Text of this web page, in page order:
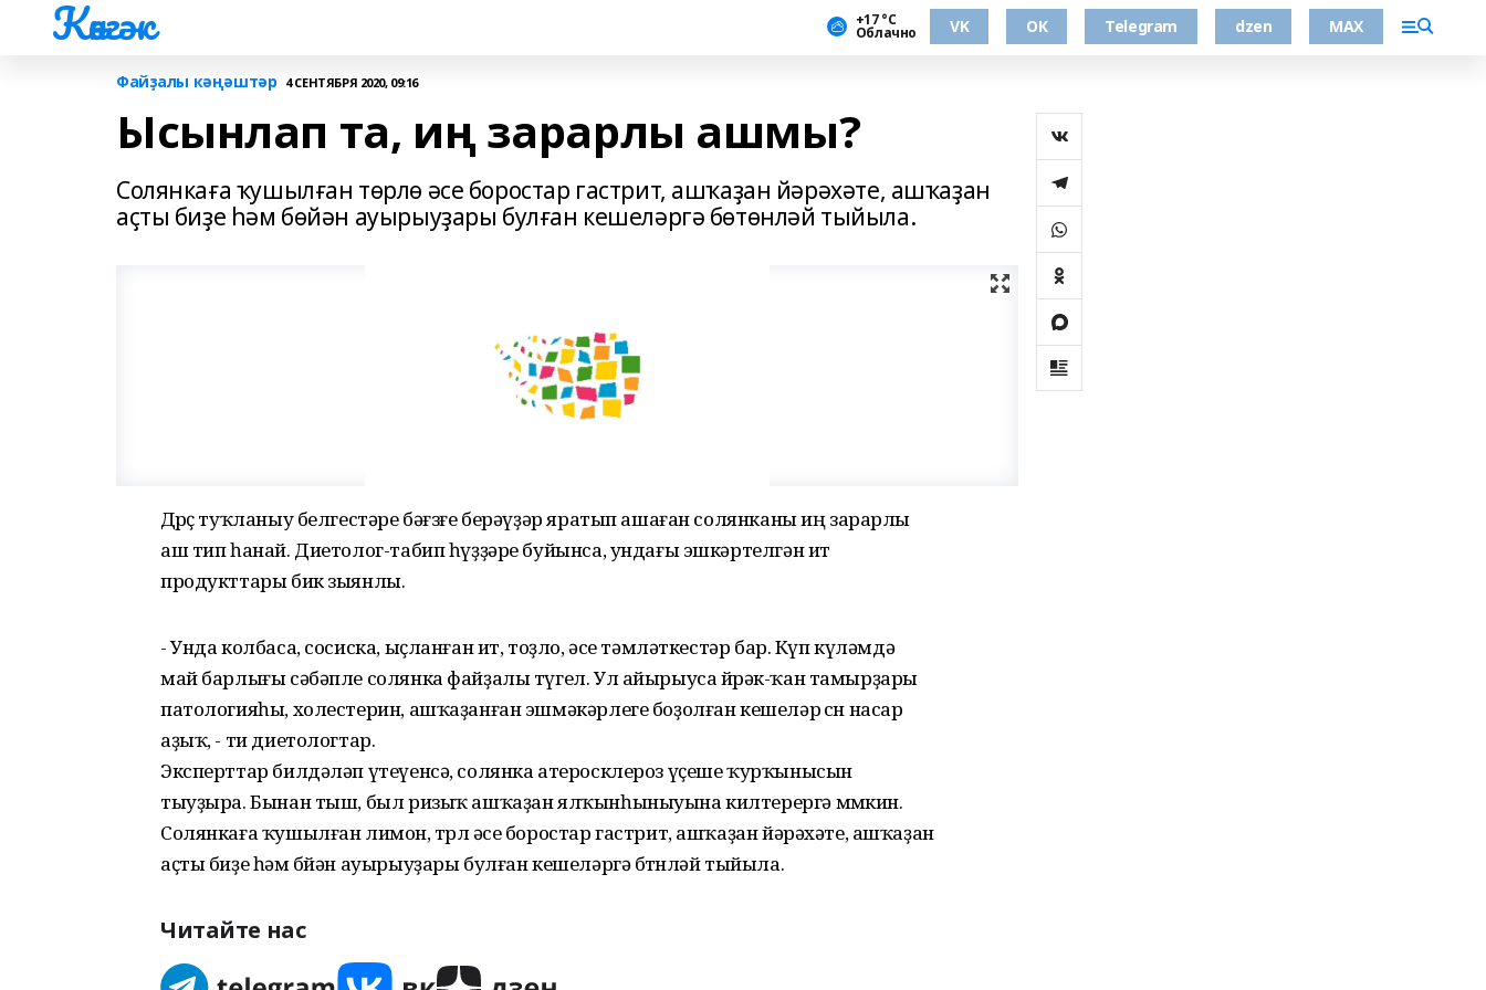
Көнгәк +17 °С
Облачно VK ОК Telegram dzen MAX
Файҙалы кәңәштәр 4 СЕНТЯБРЯ 2020, 09:16
Ысынлап та, иң зарарлы ашмы?
Солянкаға ҡушылған төрлө әсе боростар гастрит, ашҡаҙан йәрәхәте, ашҡаҙан
аҫты биҙе һәм бөйән ауырыуҙары булған кешеләргә бөтөнләй тыйыла.
Дөрөҫ туҡланыу белгестәре бәғзғе берәүҙәр яратып ашаған солянканы иң зарарлы
аш тип һанай. Диетолог-табип һүҙҙәре буйынса, ундағы эшкәртелгән ит
продукттары бик зыянлы.
- Унда колбаса, сосиска, ыҫланған ит, тоҙло, әсе тәмләткестәр бар. Күп күләмдә
май барлығы сәбәпле солянка файҙалы түгел. Ул айырыуса йөрәк-ҡан тамырҙары
патологияһы, холестерин, ашҡаҙанған эшмәкәрлеге боҙолған кешеләр өсөн насар
аҙыҡ, - ти диетологтар.
Эксперттар билдәләп үтеүенсә, солянка атеросклероз үҫеше ҡурҡынысын
тыуҙыра. Бынан тыш, был ризыҡ ашҡаҙан ялҡынһыныуына килтерергә мөмкин.
Солянкаға ҡушылған лимон, төрлө әсе боростар гастрит, ашҡаҙан йәрәхәте, ашҡаҙан
аҫты биҙе һәм бөйән ауырыуҙары булған кешеләргә бөтөнләй тыйыла.
Читайте нас